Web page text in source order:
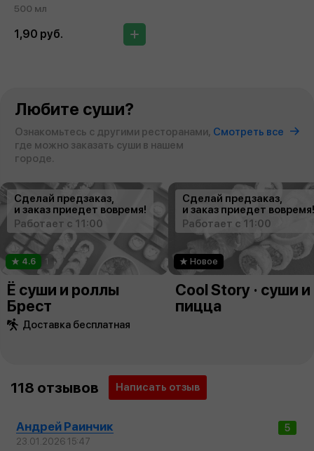
500 мл
1,90 руб.
Любите суши?
Ознакомьтесь с другими ресторанами,
где можно заказать суши в нашем
городе.
Смотреть все
Сделай предзаказ,
и заказ приедет вовремя!
Работает с 11:00
4.6 1
Ё суши и роллы
Брест
Доставка бесплатная
Сделай предзаказ,
и заказ приедет вовремя!
Работает с 11:00
Новое
Cool Story · суши и
пицца
118 отзывов Написать отзыв
5
Андрей Раинчик
23.01.2026 15:47